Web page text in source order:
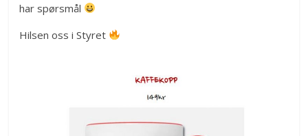
har spørsmål
Hilsen oss i Styret